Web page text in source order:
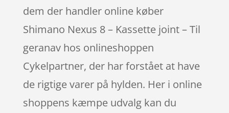
dem der handler online køber
Shimano Nexus 8 – Kassette joint – Til
geranav hos onlineshoppen
Cykelpartner, der har forstået at have
de rigtige varer på hylden. Her i online
shoppens kæmpe udvalg kan du